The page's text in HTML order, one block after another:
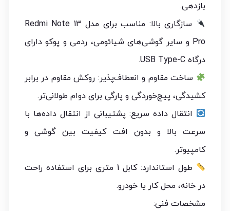
بازدهی.
سازگاری بالا: مناسب برای مدل Redmi Note 13
Pro و سایر گوشی‌های شیائومی، ردمی و پوکو دارای
درگاه USB Type-C.
ساخت مقاوم و انعطاف‌پذیر: روکش مقاوم در برابر
کشیدگی، پیچ‌خوردگی و پارگی برای دوام طولانی‌تر.
انتقال داده سریع: پشتیبانی از انتقال داده‌ها با
سرعت بالا و بدون افت کیفیت بین گوشی و
کامپیوتر.
طول استاندارد: کابل 1 متری برای استفاده راحت
در خانه، محل کار یا خودرو.
مشخصات فنی: